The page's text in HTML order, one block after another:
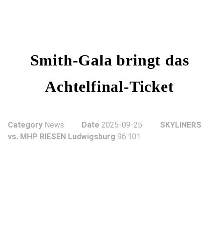
Smith-Gala bringt das
Achtelfinal-Ticket
Category News Date 2025-09-25
SKYLINERS
vs. MHP RIESEN Ludwigsburg 96:101